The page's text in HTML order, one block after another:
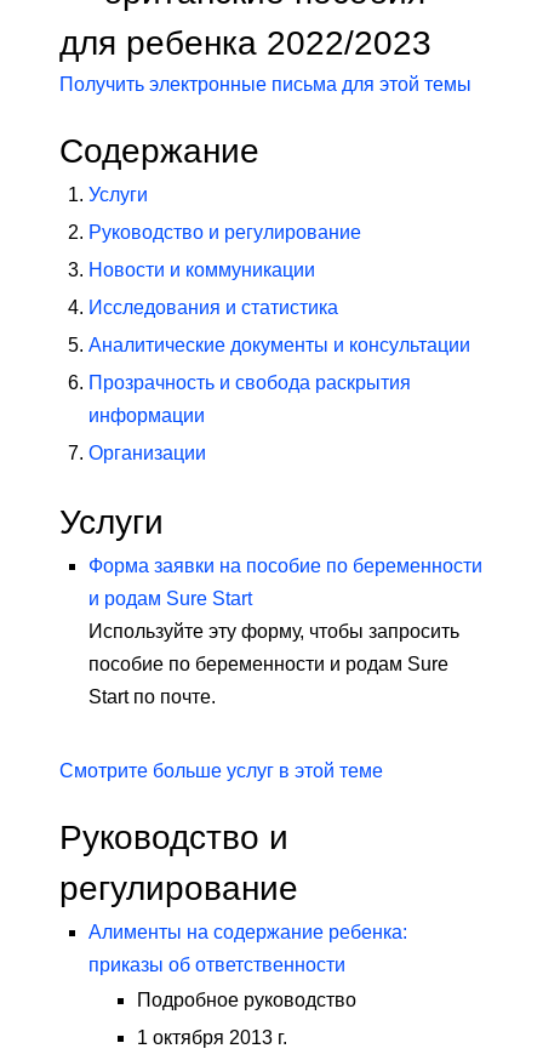
для ребенка 2022/2023
Получить электронные письма для этой темы
Содержание
Услуги
Руководство и регулирование
Новости и коммуникации
Исследования и статистика
Аналитические документы и консультации
Прозрачность и свобода раскрытия
информации
Организации
Услуги
Форма заявки на пособие по беременности
и родам Sure Start
Используйте эту форму, чтобы запросить
пособие по беременности и родам Sure
Start по почте.
Смотрите больше услуг в этой теме
Руководство и
регулирование
Алименты на содержание ребенка:
приказы об ответственности
Подробное руководство
1 октября 2013 г.